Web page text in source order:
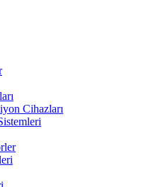
Cihazları